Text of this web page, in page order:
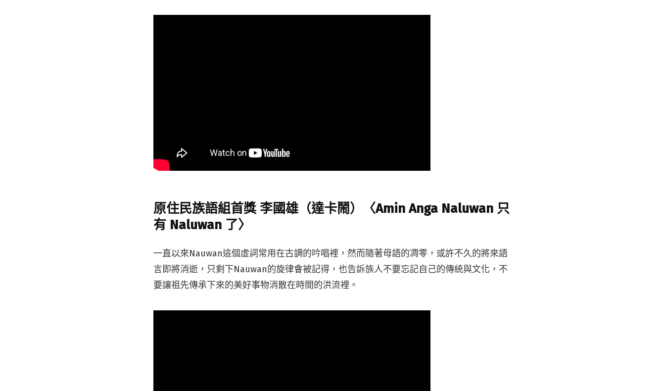
原住民族語組首獎 李國雄（達卡鬧）〈Amin Anga Naluwan 只
有 Naluwan 了〉
一直以來Nauwan這個虛詞常用在古調的吟唱裡，然而隨著母語的凋零，或許不久的將來語
言即將消逝，只剩下Nauwan的旋律會被記得，也告訴族人不要忘記自己的傳統與文化，不
要讓祖先傳承下來的美好事物消散在時間的洪流裡。